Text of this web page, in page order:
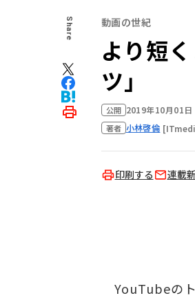
Share 動画の世紀
より短
ツ」
公開 2019年10月01
著者 小林啓倫
印刷する 連載
YouTubeのト